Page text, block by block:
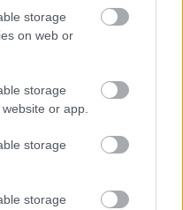
storage
on web or
storage
or app.
storage
storage
irodalom)